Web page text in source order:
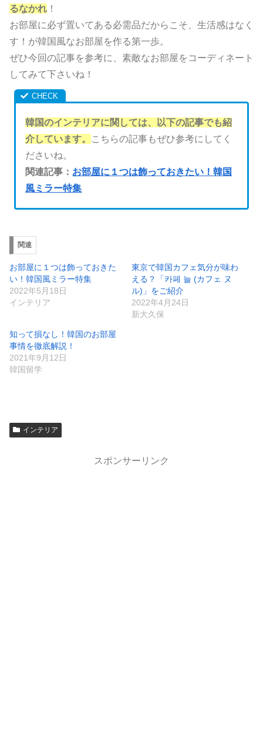
るなかれ ！
お部屋に必ず置いてある必需品だからこそ、生活感はなく
す！が韓国風なお部屋を作る第一歩。
ぜひ今回の記事を参考に、素敵なお部屋をコーディネート
してみて下さいね！
韓国のインテリアに関しては、以下の記事でも紹
介しています。 こちらの記事もぜひ参考にしてく
ださいね。
関連記事： お部屋に１つは飾っておきたい！韓国
風ミラー特集
関連
お部屋に１つは飾っておきた
い！韓国風ミラー特集
2022年5月18日
インテリア
東京で韓国カフェ気分が味わ
える？「카페 늘 (カフェ ヌ
ル)」をご紹介
2022年4月24日
新大久保
知って損なし！韓国のお部屋
事情を徹底解説！
2021年9月12日
韓国留学
インテリア
スポンサーリンク